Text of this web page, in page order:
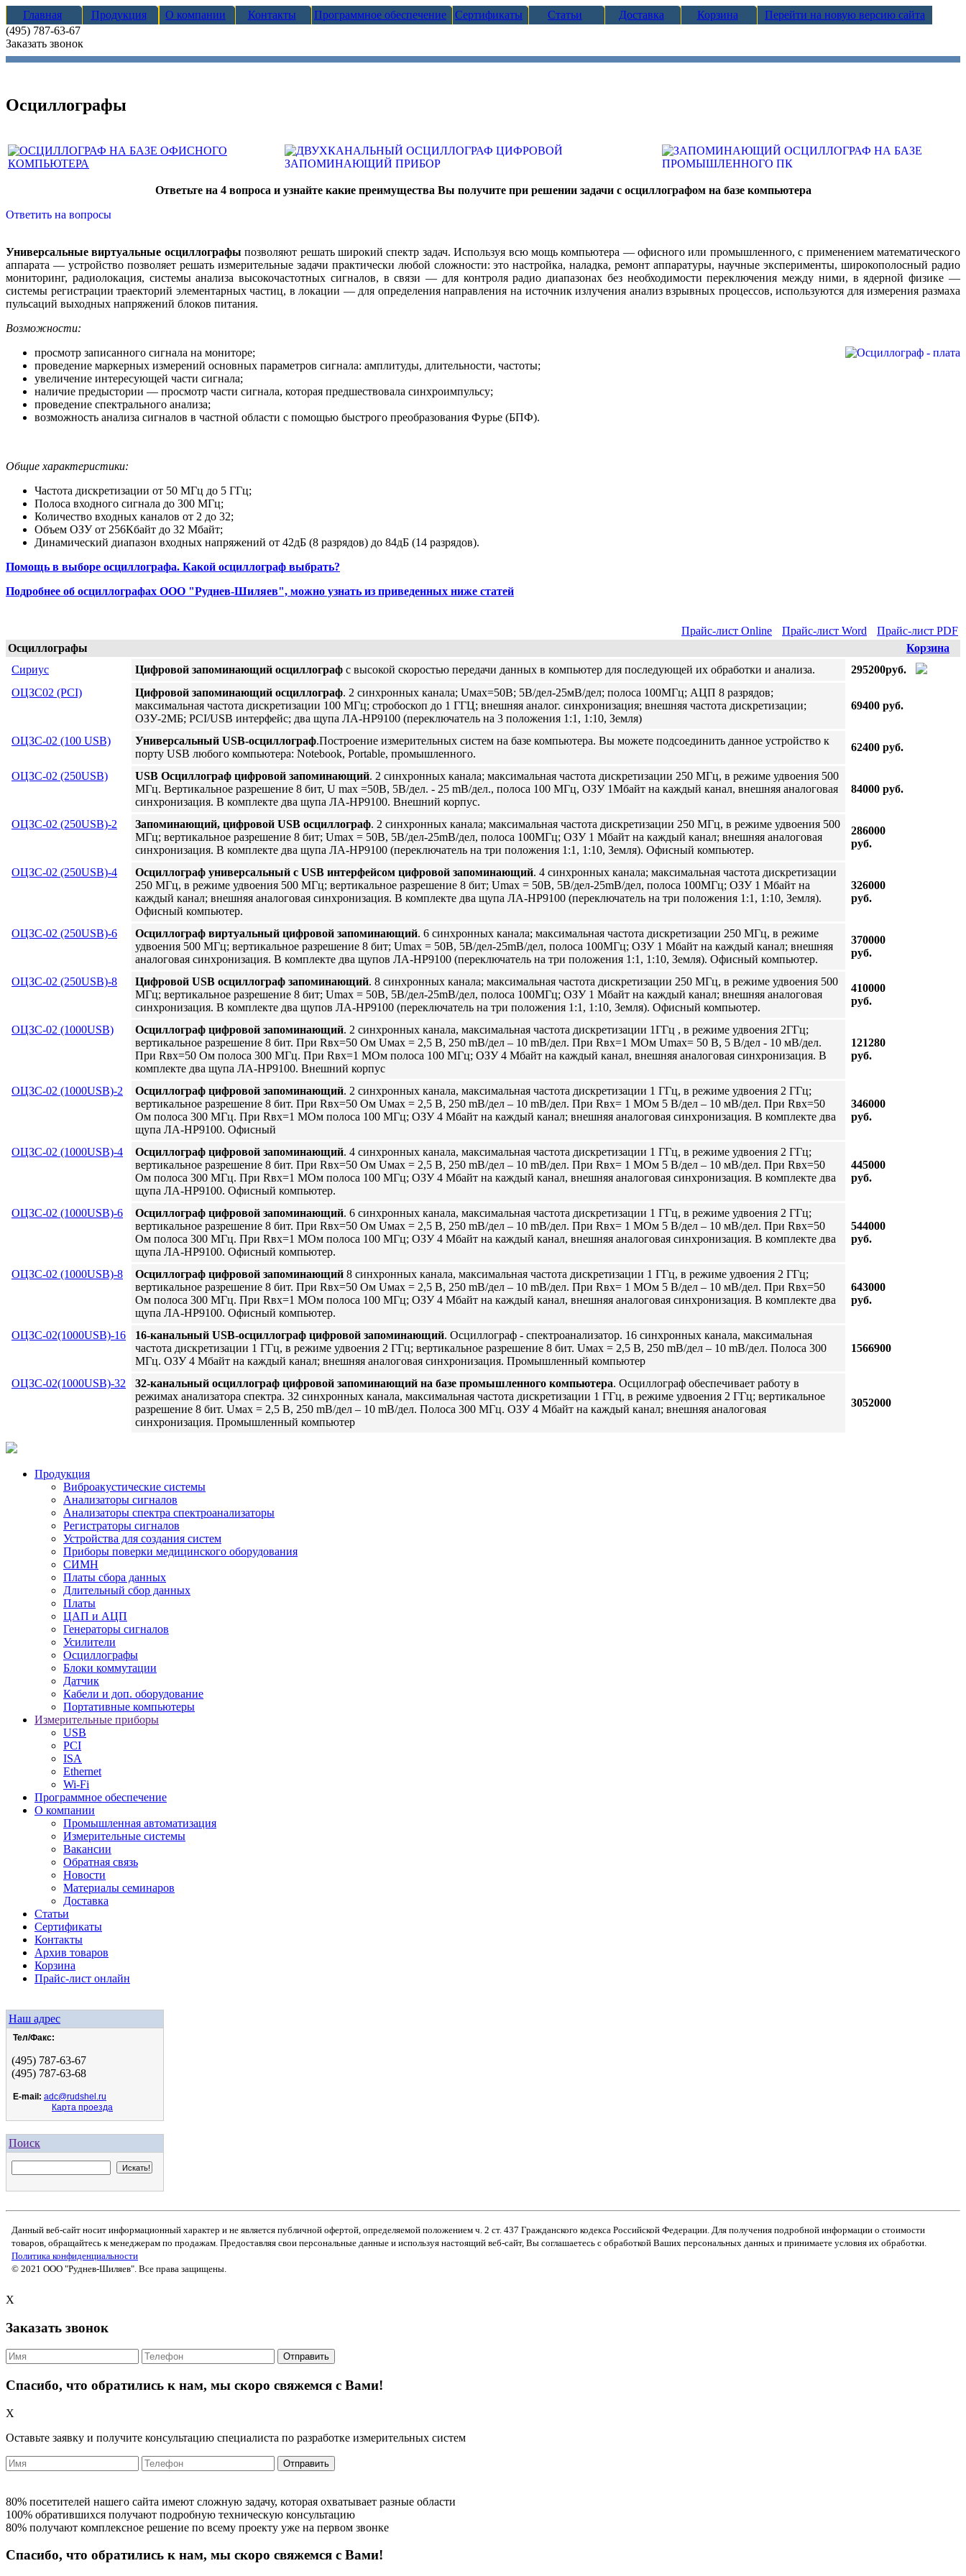
Главная Продукция О компании Контакты Программное обеспечение Сертификаты Статьи Доставка Корзина
Перейти на новую версию сайта
(495) 787-63-67
Заказать звонок
Осциллографы
Ответьте на 4 вопроса и узнайте какие преимущества Вы получите при решении задачи с осциллографом на базе компьютера
Ответить на вопросы
Универсальные виртуальные осциллографы позволяют решать широкий спектр задач. Используя всю мощь компьютера — офисного или промышленного, с применением математического
аппарата — устройство позволяет решать измерительные задачи практически любой сложности: это настройка, наладка, ремонт аппаратуры, научные эксперименты, широкополосный радио
мониторинг, радиолокация, системы анализа высокочастотных сигналов, в связи — для контроля радио диапазонах без необходимости переключения между ними, в ядерной физике —
системы регистрации траекторий элементарных частиц, в локации — для определения направления на источник излучения анализ взрывных процессов, используются для измерения размаха
пульсаций выходных напряжений блоков питания.
Возможности:
просмотр записанного сигнала на мониторе;
проведение маркерных измерений основных параметров сигнала: амплитуды, длительности, частоты;
увеличение интересующей части сигнала;
наличие предыстории — просмотр части сигнала, которая предшествовала синхроимпульсу;
проведение спектрального анализа;
возможность анализа сигналов в частной области с помощью быстрого преобразования Фурье (БПФ).
Общие характеристики:
Частота дискретизации от 50 МГц до 5 ГГц;
Полоса входного сигнала до 300 МГц;
Количество входных каналов от 2 до 32;
Объем ОЗУ от 256Кбайт до 32 Мбайт;
Динамический диапазон входных напряжений от 42дБ (8 разрядов) до 84дБ (14 разрядов).
Помощь в выборе осциллографа. Какой осциллограф выбрать?
Подробнее об осциллографах ООО "Руднев-Шиляев", можно узнать из приведенных ниже статей
Прайс-лист Online Прайс-лист Word
Прайс-лист PDF
Осциллографы
Корзина
Сириус
Цифровой запоминающий осциллограф с высокой скоростью передачи данных в компьютер для последующей их обработки и анализа.
295200руб.
ОЦЗС02 (PCI)
Цифровой запоминающий осциллограф. 2 синхронных канала; Uмах=50В; 5В/дел-25мВ/дел; полоса 100МГц; АЦП 8 разрядов;
максимальная частота дискретизации 100 МГц; стробоскоп до 1 ГГЦ; внешняя аналог. синхронизация; внешняя частота дискретизации;
ОЗУ-2МБ; PCI/USB интерфейс; два щупа ЛА-HP9100 (переключатель на 3 положения 1:1, 1:10, Земля)
69400 руб.
ОЦЗС-02 (100 USB) Универсальный USB-осциллограф.Построение измерительных систем на базе компьютера. Вы можете подсоединить данное устройство к
порту USB любого компьютера: Notebook, Portable, промышленного.
62400 руб.
ОЦЗС-02 (250USB) USB Осциллограф цифровой запоминающий. 2 синхронных канала; максимальная частота дискретизации 250 МГц, в режиме удвоения 500
МГц. Вертикальное разрешение 8 бит, U max =50В, 5В/дел. - 25 mВ/дел., полоса 100 МГц, ОЗУ 1Мбайт на каждый канал, внешняя аналоговая
синхронизация. В комплекте два щупа ЛА-НР9100. Внешний корпус.
84000 руб.
ОЦЗС-02 (250USB)-2 Запоминающий, цифровой USB осциллограф. 2 синхронных канала; максимальная частота дискретизации 250 МГц, в режиме удвоения 500
МГц; вертикальное разрешение 8 бит; Umax = 50В, 5В/дел-25mВ/дел, полоса 100МГц; ОЗУ 1 Мбайт на каждый канал; внешняя аналоговая
синхронизация. В комплекте два щупа ЛА-НР9100 (переключатель на три положения 1:1, 1:10, Земля). Офисный компьютер.
286000
руб.
ОЦЗС-02 (250USB)-4 Осциллограф универсальный c USB интерфейсом цифровой запоминающий. 4 синхронных канала; максимальная частота дискретизации
250 МГц, в режиме удвоения 500 МГц; вертикальное разрешение 8 бит; Umax = 50В, 5В/дел-25mВ/дел, полоса 100МГц; ОЗУ 1 Мбайт на
каждый канал; внешняя аналоговая синхронизация. В комплекте два щупа ЛА-НР9100 (переключатель на три положения 1:1, 1:10, Земля).
Офисный компьютер.
326000
руб.
ОЦЗС-02 (250USB)-6 Осциллограф виртуальный цифровой запоминающий. 6 синхронных канала; максимальная частота дискретизации 250 МГц, в режиме
удвоения 500 МГц; вертикальное разрешение 8 бит; Umax = 50В, 5В/дел-25mВ/дел, полоса 100МГц; ОЗУ 1 Мбайт на каждый канал; внешняя
аналоговая синхронизация. В комплекте два щупов ЛА-НР9100 (переключатель на три положения 1:1, 1:10, Земля). Офисный компьютер.
370000
руб.
ОЦЗС-02 (250USB)-8 Цифровой USB осциллограф запоминающий. 8 синхронных канала; максимальная частота дискретизации 250 МГц, в режиме удвоения 500
МГц; вертикальное разрешение 8 бит; Umax = 50В, 5В/дел-25mВ/дел, полоса 100МГц; ОЗУ 1 Мбайт на каждый канал; внешняя аналоговая
синхронизация. В комплекте два щупов ЛА-НР9100 (переключатель на три положения 1:1, 1:10, Земля). Офисный компьютер.
410000
руб.
ОЦЗС-02 (1000USB) Осциллограф цифровой запоминающий. 2 синхронных канала, максимальная частота дискретизации 1ГГц , в режиме удвоения 2ГГц;
вертикальное разрешение 8 бит. При Rвх=50 Ом Uмах = 2,5 В, 250 mB/дел – 10 mВ/дел. При Rвх=1 МОм Umax= 50 В, 5 В/дел - 10 мВ/дел.
При Rвх=50 Ом полоса 300 МГц. При Rвх=1 МОм полоса 100 МГц; ОЗУ 4 Мбайт на каждый канал, внешняя аналоговая синхронизация. В
комплекте два щупа ЛА-HP9100. Внешний корпус
121280
руб.
ОЦЗС-02 (1000USB)-2 Осциллограф цифровой запоминающий. 2 синхронных канала, максимальная частота дискретизации 1 ГГц, в режиме удвоения 2 ГГц;
вертикальное разрешение 8 бит. При Rвх=50 Ом Uмах = 2,5 В, 250 mB/дел – 10 mВ/дел. При Rвх= 1 МОм 5 В/дел – 10 мВ/дел. При Rвх=50
Ом полоса 300 МГц. При Rвх=1 МОм полоса 100 МГц; ОЗУ 4 Мбайт на каждый канал; внешняя аналоговая синхронизация. В комплекте два
щупа ЛА-HP9100. Офисный
346000
руб.
ОЦЗС-02 (1000USB)-4 Осциллограф цифровой запоминающий. 4 синхронных канала, максимальная частота дискретизации 1 ГГц, в режиме удвоения 2 ГГц;
вертикальное разрешение 8 бит. При Rвх=50 Ом Uмах = 2,5 В, 250 mB/дел – 10 mВ/дел. При Rвх= 1 МОм 5 В/дел – 10 мВ/дел. При Rвх=50
Ом полоса 300 МГц. При Rвх=1 МОм полоса 100 МГц; ОЗУ 4 Мбайт на каждый канал, внешняя аналоговая синхронизация. В комплекте два
щупа ЛА-HP9100. Офисный компьютер.
445000
руб.
ОЦЗС-02 (1000USB)-6 Осциллограф цифровой запоминающий. 6 синхронных канала, максимальная частота дискретизации 1 ГГц, в режиме удвоения 2 ГГц;
вертикальное разрешение 8 бит. При Rвх=50 Ом Uмах = 2,5 В, 250 mB/дел – 10 mВ/дел. При Rвх= 1 МОм 5 В/дел – 10 мВ/дел. При Rвх=50
Ом полоса 300 МГц. При Rвх=1 МОм полоса 100 МГц; ОЗУ 4 Мбайт на каждый канал, внешняя аналоговая синхронизация. В комплекте два
щупа ЛА-HP9100. Офисный компьютер.
544000
руб.
ОЦЗС-02 (1000USB)-8 Осциллограф цифровой запоминающий 8 синхронных канала, максимальная частота дискретизации 1 ГГц, в режиме удвоения 2 ГГц;
вертикальное разрешение 8 бит. При Rвх=50 Ом Uмах = 2,5 В, 250 mB/дел – 10 mВ/дел. При Rвх= 1 МОм 5 В/дел – 10 мВ/дел. При Rвх=50
Ом полоса 300 МГц. При Rвх=1 МОм полоса 100 МГц; ОЗУ 4 Мбайт на каждый канал, внешняя аналоговая синхронизация. В комплекте два
щупа ЛА-HP9100. Офисный компьютер.
643000
руб.
ОЦЗС-02(1000USB)-16 16-канальный USB-осциллограф цифровой запоминающий. Осциллограф - спектроанализатор. 16 синхронных канала, максимальная
частота дискретизации 1 ГГц, в режиме удвоения 2 ГГц; вертикальное разрешение 8 бит. Uмах = 2,5 В, 250 mB/дел – 10 mВ/дел. Полоса 300
МГц. ОЗУ 4 Мбайт на каждый канал; внешняя аналоговая синхронизация. Промышленный компьютер
1566900
ОЦЗС-02(1000USB)-32 32-канальный осциллограф цифровой запоминающий на базе промышленного компьютера. Осциллограф обеспечивает работу в
режимах анализатора спектра. 32 синхронных канала, максимальная частота дискретизации 1 ГГц, в режиме удвоения 2 ГГц; вертикальное
разрешение 8 бит. Uмах = 2,5 В, 250 mB/дел – 10 mВ/дел. Полоса 300 МГц. ОЗУ 4 Мбайт на каждый канал; внешняя аналоговая
синхронизация. Промышленный компьютер
3052000
Продукция
Виброакустические системы
Анализаторы сигналов
Анализаторы спектра спектроанализаторы
Регистраторы сигналов
Устройства для создания систем
Приборы поверки медицинского оборудования
СИМН
Платы сбора данных
Длительный сбор данных
Платы
ЦАП и АЦП
Генераторы сигналов
Усилители
Осциллографы
Блоки коммутации
Датчик
Кабели и доп. оборудование
Портативные компьютеры
Измерительные приборы
USB
PCI
ISA
Ethernet
Wi-Fi
Программное обеспечение
О компании
Промышленная автоматизация
Измерительные системы
Вакансии
Обратная связь
Новости
Материалы семинаров
Доставка
Статьи
Сертификаты
Контакты
Архив товаров
Корзина
Прайс-лист онлайн
Наш адрес
Тел/Факс:
(495) 787-63-67
(495) 787-63-68
E-mail: adc@rudshel.ru
Карта проезда
Поиск
Данный веб-сайт носит информационный характер и не является публичной офертой, определяемой положением ч. 2 ст. 437 Гражданского кодекса Российской Федерации. Для получения подробной информации о стоимости
товаров, обращайтесь к менеджерам по продажам. Предоставляя свои персональные данные и используя настоящий веб-сайт, Вы соглашаетесь с обработкой Ваших персональных данных и принимаете условия их обработки.
Политика конфиденциальности
© 2021 ООО "Руднев-Шиляев". Все права защищены.
X
Заказать звонок
Отправить
Спасибо, что обратились к нам, мы скоро свяжемся с Вами!
X
Оставьте заявку и получите консультацию специалиста по разработке измерительных систем
Отправить
80% посетителей нашего сайта имеют сложную задачу, которая охватывает разные области
100% обратившихся получают подробную техническую консультацию
80% получают комплексное решение по всему проекту уже на первом звонке
Спасибо, что обратились к нам, мы скоро свяжемся с Вами!